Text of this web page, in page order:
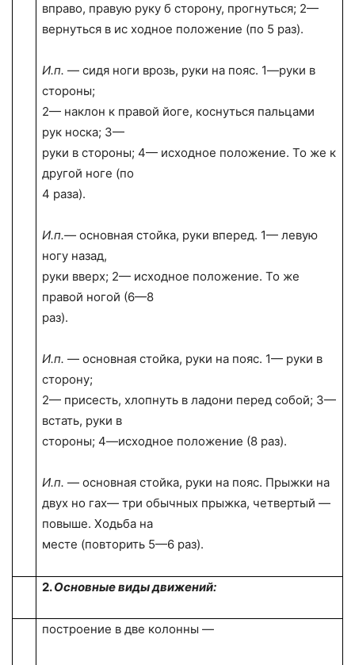
вправо, правую руку б сторону, прогнуться; 2—
вернуться в ис ходное положение (по 5 раз).
И.п.— сидя ноги врозь, руки на пояс. 1—руки в
стороны;
2— наклон к правой йоге, коснуться пальцами
рук носка; 3—
руки в стороны; 4— исходное положение. То же к
другой ноге (по
4 раза).
И.п.—основная стойка, руки вперед. 1— левую
ногу назад,
руки вверх; 2— исходное положение. То же
правой ногой (6—8
раз).
И.п.— основная стойка, руки на пояс. 1— руки в
сторону;
2— присесть, хлопнуть в ладони перед собой; 3—
встать, руки в
стороны; 4—исходное положение (8 раз).
И.п.— основная стойка, руки на пояс. Прыжки на
двух но гах— три обычных прыжка, четвертый —
повыше. Ходьба на
месте (повторить 5—6 раз).
2.Основные виды движений:
построение в две колонны —